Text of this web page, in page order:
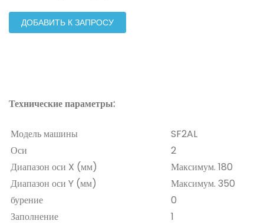
ДОБАВИТЬ К ЗАПРОСУ
Технические параметры:
Модель машины
SF2AL
Оси
2
Диапазон оси X (мм)
Максимум. 180
Диапазон оси Y (мм)
Максимум. 350
бурение
0
Заполнение
1